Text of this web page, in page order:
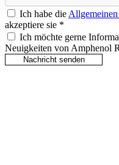
Ich habe die
akzeptiere sie *
Ich möchte gerne
Neuigkeiten von Amphenol